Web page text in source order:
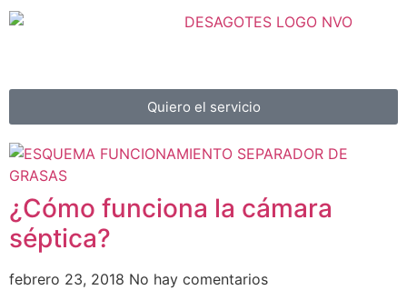
Quiero el servicio
¿Cómo funciona la cámara
séptica?
febrero 23, 2018 No hay comentarios